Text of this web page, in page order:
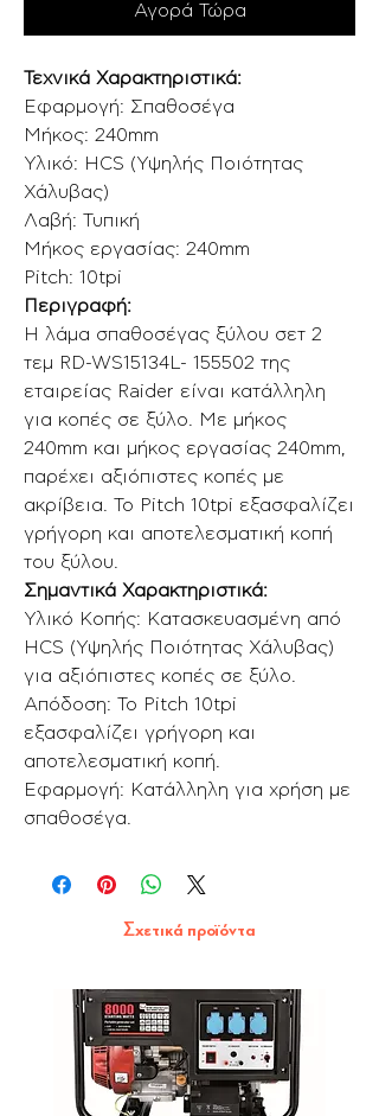
Αγορά Τώρα
Τεχνικά Χαρακτηριστικά:
Εφαρμογή: Σπαθοσέγα
Μήκος: 240mm
Υλικό: HCS (Υψηλής Ποιότητας
Χάλυβας)
Λαβή: Τυπική
Μήκος εργασίας: 240mm
Pitch: 10tpi
Περιγραφή:
Η λάμα σπαθοσέγας ξύλου σετ 2
τεμ RD-WS15134L- 155502 της
εταιρείας Raider είναι κατάλληλη
για κοπές σε ξύλο. Με μήκος
240mm και μήκος εργασίας 240mm,
παρέχει αξιόπιστες κοπές με
ακρίβεια. Το Pitch 10tpi εξασφαλίζει
γρήγορη και αποτελεσματική κοπή
του ξύλου.
Σημαντικά Χαρακτηριστικά:
Υλικό Κοπής: Κατασκευασμένη από
HCS (Υψηλής Ποιότητας Χάλυβας)
για αξιόπιστες κοπές σε ξύλο.
Απόδοση: Το Pitch 10tpi
εξασφαλίζει γρήγορη και
αποτελεσματική κοπή.
Εφαρμογή: Κατάλληλη για χρήση με
σπαθοσέγα.
Σχετικά προϊόντα